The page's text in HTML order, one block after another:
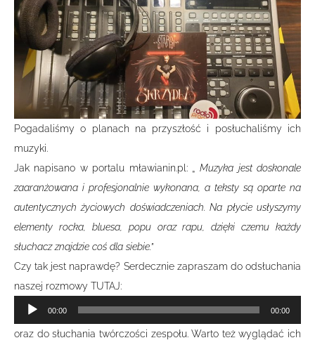
Pogadaliśmy o planach na przyszłość i posłuchaliśmy ich
muzyki.
Jak napisano w portalu mławianin.pl: „ Muzyka jest doskonale
zaaranżowana i profesjonalnie wykonana, a teksty są oparte na
autentycznych życiowych doświadczeniach. Na płycie usłyszymy
elementy rocka, bluesa, popu oraz rapu, dzięki czemu każdy
słuchacz znajdzie coś dla siebie.”
Czy tak jest naprawdę? Serdecznie zapraszam do odsłuchania
naszej rozmowy TUTAJ:
Odtwarzacz
plików
00:00 00:00
oraz do słuchania twórczości zespołu. Warto też wyglądać ich